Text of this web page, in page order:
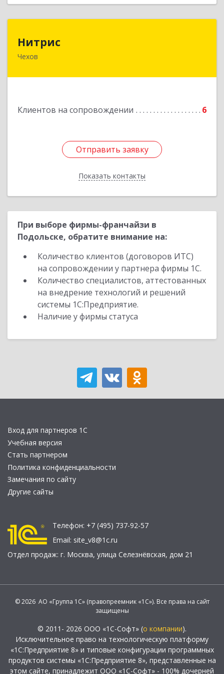
Нитрис
Чехов
Клиентов на сопровождении 6
Отправить заявку
Показать контакты
142350, Московская обл, Чехов м.о., Столбовая
Отправить заявку
Назад
При выборе фирмы-франчайзи в
Подольске, обратите внимание на:
Количество клиентов (договоров ИТС)
на сопровождении у партнера фирмы 1С.
Количество специалистов, аттестованных
на внедрение технологий и решений
системы 1С:Предприятие.
Наличие у фирмы статуса
Вход для партнеров 1С
Учебная версия
Стать партнером
Политика конфиденциальности
Замечания по сайту
Другие сайты
Телефон: +7 (495) 737-92-57
Email: site_v8@1c.ru
Отдел продаж: г. Москва, улица Селезнёвская, дом 21
© 2026 АО «Группа 1С» (правопреемник «1С»). Все права на сайт
защищены
© 2011- 2026 ООО «1С-Софт» (о компании).
Исключительное право на технологическую платформу
«1С:Предприятие 8» и типовые конфигурации программных
продуктов системы «1С:Предприятие 8», представленные на
этом сайте, принадлежит ООО «1С-Софт» - 100% дочерней